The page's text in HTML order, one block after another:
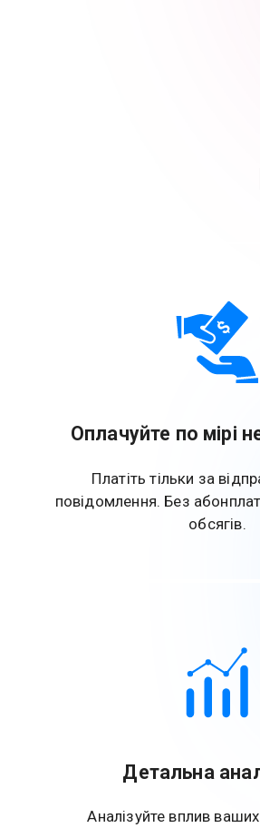
Оплачуйте по мірі
Платіть тільки за
повідомлення. Без
обсягів.
Детальна
Аналізуйте вплив